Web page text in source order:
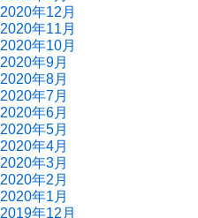
2020年12月
2020年11月
2020年10月
2020年9月
2020年8月
2020年7月
2020年6月
2020年5月
2020年4月
2020年3月
2020年2月
2020年1月
2019年12月